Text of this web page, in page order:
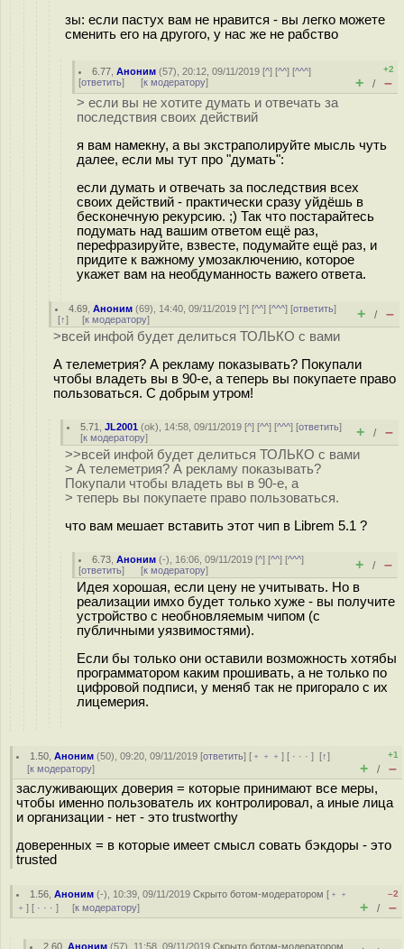
зы: если пастух вам не нравится - вы легко можете
сменить его на другого, у нас же не рабство
6.77 ,Аноним (57), 20:12, 09/11/2019 [^] [^^] [^^^]
[ответить] [к модератору]
+2
+ / –
> если вы не хотите думать и отвечать за
последствия своих действий
я вам намекну, а вы экстраполируйте мысль чуть
далее, если мы тут про "думать":
если думать и отвечать за последствия всех
своих действий - практически сразу уйдёшь в
бесконечную рекурсию. ;) Так что постарайтесь
подумать над вашим ответом ещё раз,
перефразируйте, взвесте, подумайте ещё раз, и
придите к важному умозаключению, которое
укажет вам на необдуманность важего ответа.
4.69 ,Аноним (69), 14:40, 09/11/2019 [^] [^^] [^^^] [ответить]
[↑] [к модератору] + / –
>всей инфой будет делиться ТОЛЬКО с вами
А телеметрия? А рекламу показывать? Покупали
чтобы владеть вы в 90-е, а теперь вы покупаете право
пользоваться. С добрым утром!
5.71 ,JL2001 (ok), 14:58, 09/11/2019 [^] [^^] [^^^] [ответить]
[к модератору] + / –
>>всей инфой будет делиться ТОЛЬКО с вами
> А телеметрия? А рекламу показывать?
Покупали чтобы владеть вы в 90-е, а
> теперь вы покупаете право пользоваться.
что вам мешает вставить этот чип в Librem 5.1 ?
6.73 ,Аноним (-), 16:06, 09/11/2019 [^] [^^] [^^^]
[ответить] [к модератору] + / –
Идея хорошая, если цену не учитывать. Но в
реализации имхо будет только хуже - вы получите
устройство с необновляемым чипом (с
публичными уязвимостями).
Если бы только они оставили возможность хотябы
программатором каким прошивать, а не только по
цифровой подписи, у меняб так не пригорало с их
лицемерия.
1.50 ,Аноним (50), 09:20, 09/11/2019 [ответить] [ ﹢﹢﹢] [ · · ·][↑]
[к модератору]
+1
+ / –
заслуживающих доверия = которые принимают все меры,
чтобы именно пользователь их контролировал, а иные лица
и организации - нет - это trustworthy
доверенных = в которые имеет смысл совать бэкдоры - это
trusted
1.56 ,Аноним (-), 10:39, 09/11/2019Скрыто ботом-модератором [ ﹢﹢
﹢ ] [ · · · ] [к модератору]
–2
+ / –
2.60 ,Аноним (57), 11:58, 09/11/2019Скрыто ботом-модератором